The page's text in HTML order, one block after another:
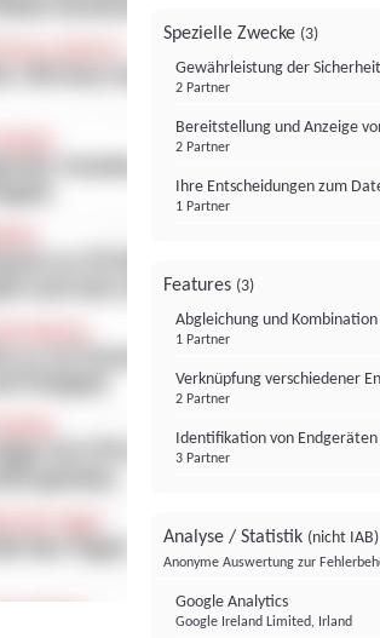
Spezielle Zwecke (3)
Gewährleistung der
2 Partner
Bereitstellung und Anzeige
2 Partner
Ihre Entscheidungen zum
1 Partner
Features (3)
Abgleichung und
1 Partner
Verknüpfung verschiedener
2 Partner
Identifikation von
3 Partner
Analyse / Statistik (nicht IAB)
Anonyme Auswertung zur
Google Analytics
Google Ireland Limited, Irland